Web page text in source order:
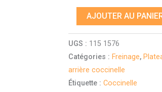
AJOUTER AU
UGS : 115 1576
Catégories : Freinage,
arrière coccinelle
Étiquette :Coccinelle